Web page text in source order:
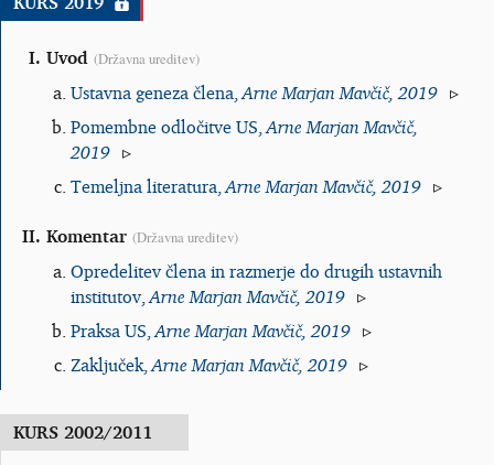
Uvod (Državna ureditev)
Ustavna geneza člena,Arne Marjan Mavčič, 2019
Pomembne odločitve US,Arne Marjan Mavčič,
2019
Temeljna literatura,Arne Marjan Mavčič, 2019
Komentar (Državna ureditev)
Opredelitev člena in razmerje do drugih ustavnih
institutov,Arne Marjan Mavčič, 2019
Praksa US,Arne Marjan Mavčič, 2019
Zaključek,Arne Marjan Mavčič, 2019